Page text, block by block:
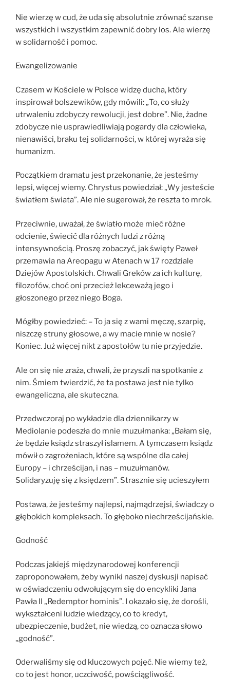
Nie wierzę w cud, że uda się absolutnie zrównać szanse
wszystkich i wszystkim zapewnić dobry los. Ale wierzę
w solidarność i pomoc.
Ewangelizowanie
Czasem w Kościele w Polsce widzę ducha, który
inspirował bolszewików, gdy mówili: „To, co służy
utrwaleniu zdobyczy rewolucji, jest dobre”. Nie, żadne
zdobycze nie usprawiedliwiają pogardy dla człowieka,
nienawiści, braku tej solidarności, w której wyraża się
humanizm.
Początkiem dramatu jest przekonanie, że jesteśmy
lepsi, więcej wiemy. Chrystus powiedział: „Wy jesteście
światłem świata”. Ale nie sugerował, że reszta to mrok.
Przeciwnie, uważał, że światło może mieć różne
odcienie, świecić dla różnych ludzi z różną
intensywnością. Proszę zobaczyć, jak święty Paweł
przemawia na Areopagu w Atenach w 17 rozdziale
Dziejów Apostolskich. Chwali Greków za ich kulturę,
filozofów, choć oni przecież lekceważą jego i
głoszonego przez niego Boga.
Mógłby powiedzieć: – To ja się z wami męczę, szarpię,
niszczę struny głosowe, a wy macie mnie w nosie?
Koniec. Już więcej nikt z apostołów tu nie przyjedzie.
Ale on się nie zraża, chwali, że przyszli na spotkanie z
nim. Śmiem twierdzić, że ta postawa jest nie tylko
ewangeliczna, ale skuteczna.
Przedwczoraj po wykładzie dla dziennikarzy w
Mediolanie podeszła do mnie muzułmanka: „Bałam się,
że będzie ksiądz straszył islamem. A tymczasem ksiądz
mówił o zagrożeniach, które są wspólne dla całej
Europy – i chrześcijan, i nas – muzułmanów.
Solidaryzuję się z księdzem”. Strasznie się ucieszyłem
Postawa, że jesteśmy najlepsi, najmądrzejsi, świadczy o
głębokich kompleksach. To głęboko niechrześcijańskie.
Godność
Podczas jakiejś międzynarodowej konferencji
zaproponowałem, żeby wyniki naszej dyskusji napisać
w oświadczeniu odwołującym się do encykliki Jana
Pawła II „Redemptor hominis”. I okazało się, że dorośli,
wykształceni ludzie wiedzący, co to kredyt,
ubezpieczenie, budżet, nie wiedzą, co oznacza słowo
„godność”.
Oderwaliśmy się od kluczowych pojęć. Nie wiemy też,
co to jest honor, uczciwość, powściągliwość.